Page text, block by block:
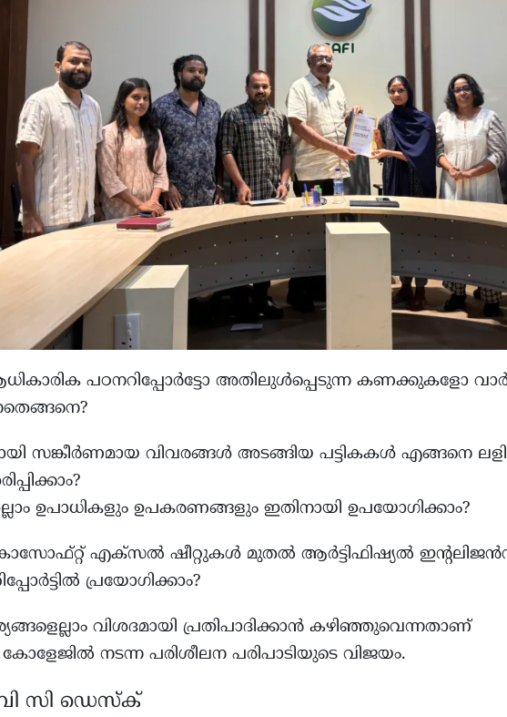
പഠനറിപ്പോര്‍ട്ടോ അതിലുള്‍പ്പെടുന്ന കണക്കുകളോ
സങ്കീർണമായ വിവരങ്ങൾ അടങ്ങിയ പട്ടികകൾ എങ്ങനെ
ഉപാധികളും ഉപകരണങ്ങളും ഇതിനായി ഉപയോഗിക്കാം?
എക്സൽ ഷീറ്റുകൾ മുതൽ ആർട്ടിഫിഷ്യൽ
പ്രയോഗിക്കാം?
വിശദമായി പ്രതിപാദിക്കാന്‍ കഴിഞ്ഞുവെന്നതാണ്
നടന്ന പരിശീലന പരിപാടിയുടെ വിജയം.
സി ഡെസ്ക്